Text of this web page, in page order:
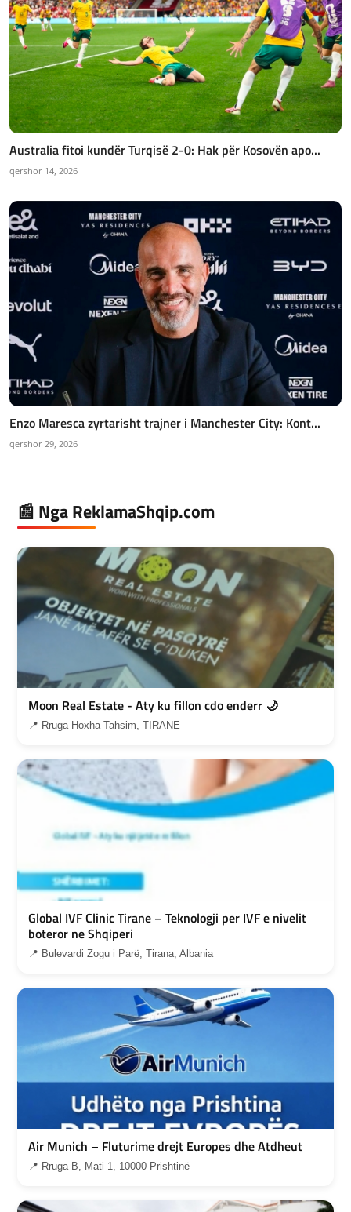
Australia fitoi kundër Turqisë 2-0: Hak për Kosovën apo...
qershor 14, 2026
Enzo Maresca zyrtarisht trajner i Manchester City: Kont...
qershor 29, 2026
📰 Nga ReklamaShqip.com
Moon Real Estate - Aty ku fillon cdo enderr 🌙
📍 Rruga Hoxha Tahsim, TIRANE
Global IVF Clinic Tirane – Teknologji per IVF e nivelit
boteror ne Shqiperi
📍 Bulevardi Zogu i Parë, Tirana, Albania
Air Munich – Fluturime drejt Europes dhe Atdheut
📍 Rruga B, Mati 1, 10000 Prishtinë